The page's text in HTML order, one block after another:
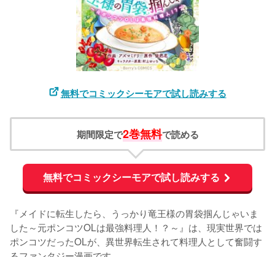
無料でコミックシーモアで試し読みする
期間限定で2巻無料で読める
無料でコミックシーモアで試し読みする
『メイドに転生したら、うっかり竜王様の胃袋掴んじゃいま
した～元ポンコツOLは最強料理人！？～』は、現実世界では
ポンコツだったOLが、異世界転生されて料理人として奮闘す